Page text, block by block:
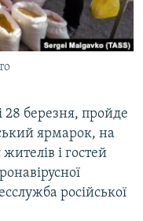
28 березня, пройде
ярмарок, на
і гостей
російської